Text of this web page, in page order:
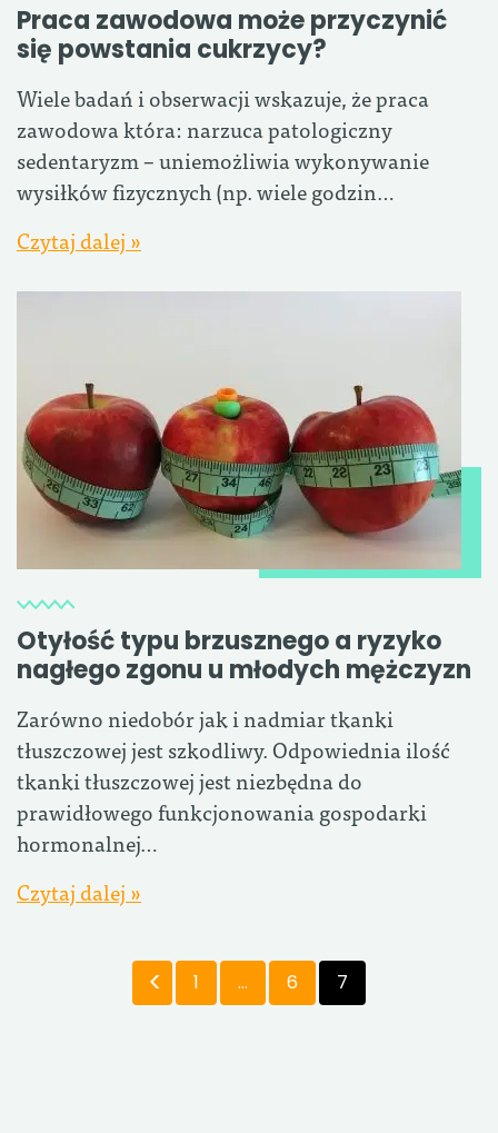
Praca zawodowa może przyczynić
się powstania cukrzycy?
Wiele badań i obserwacji wskazuje, że praca
zawodowa która: narzuca patologiczny
sedentaryzm – uniemożliwia wykonywanie
wysiłków fizycznych (np. wiele godzin…
Czytaj dalej »
Otyłość typu brzusznego a ryzyko
nagłego zgonu u młodych mężczyzn
Zarówno niedobór jak i nadmiar tkanki
tłuszczowej jest szkodliwy. Odpowiednia ilość
tkanki tłuszczowej jest niezbędna do
prawidłowego funkcjonowania gospodarki
hormonalnej…
Czytaj dalej »
1 … 6 7